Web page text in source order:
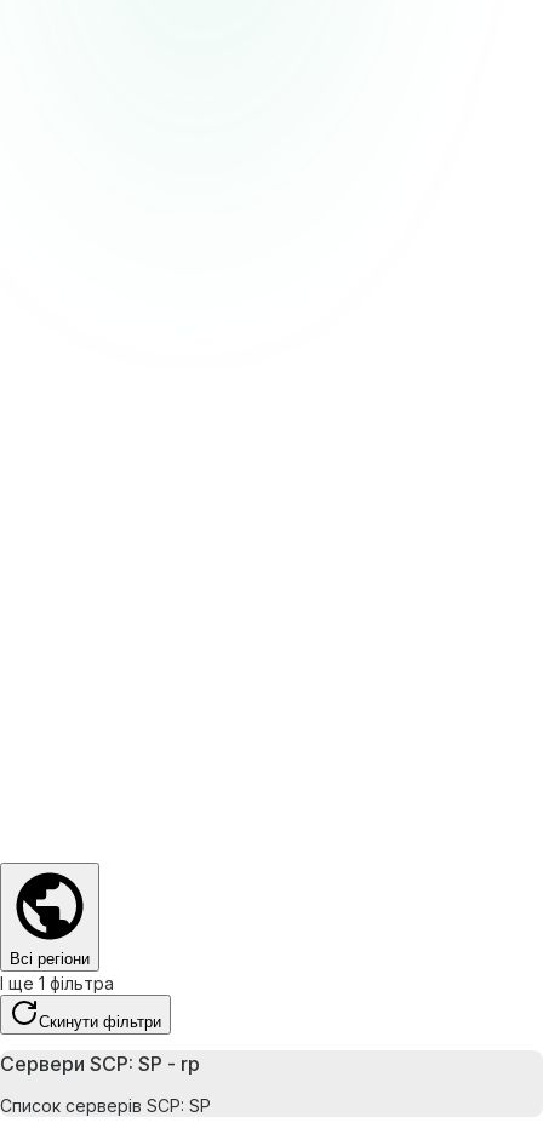
Всі регіони
І ще 1 фільтра
Скинути фільтри
Сервери SCP: SP - rp
Список серверів SCP: SP